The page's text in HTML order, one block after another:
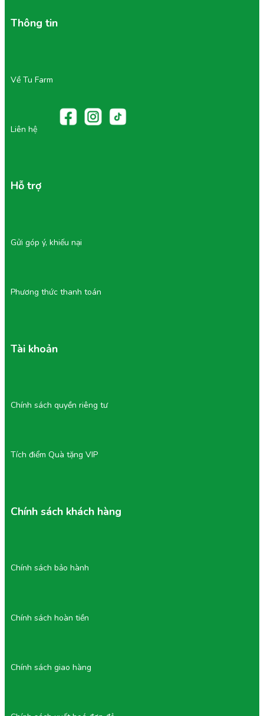
Thông tin
Về Tu Farm
Liên hệ
Hỗ trợ
Chính sách khách hàng
Chính sách bảo hành
Chính sách hoàn tiền
Chính sách giao hàng
Tích điểm Quà tặng VIP
Chính sách quyền riêng tư
Tài khoản
Phương thức thanh toán
Gửi góp ý, khiếu nại